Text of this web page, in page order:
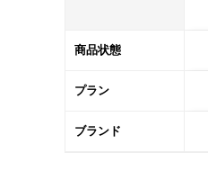
商品状態
プラン
ブランド